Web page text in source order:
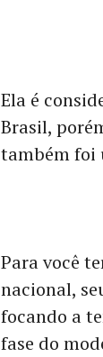
Ela é
Brasil,
também foi
Para você
nacional,
focando a
fase do